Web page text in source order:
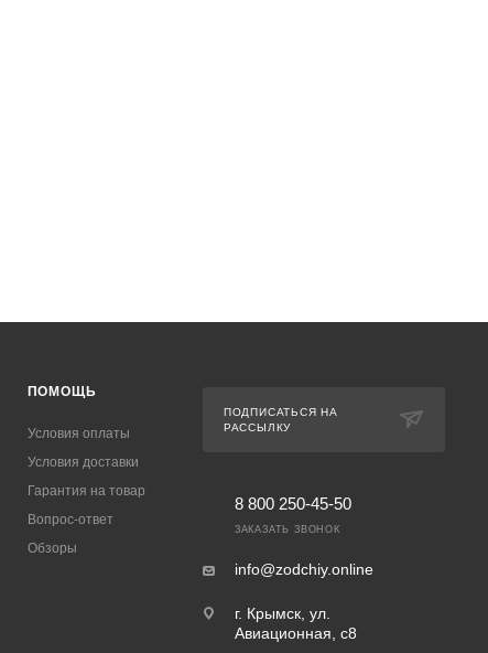
ПОМОЩЬ
Условия оплаты
Условия доставки
Гарантия на товар
Вопрос-ответ
Обзоры
ПОДПИСАТЬСЯ НА
РАССЫЛКУ
8 800 250-45-50
ЗАКАЗАТЬ ЗВОНОК
info@zodchiy.online
г. Крымск, ул.
Авиационная, с8